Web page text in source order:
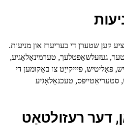
קען שטערן די בעריערז און מניעות.
געזעלשאַפטלעך, טערמינאָלאָגיע,
פּאָליטיש, פיייקייַט צו באַקומען די
טעכנאָלאָגיע
דער רעזולטאַט